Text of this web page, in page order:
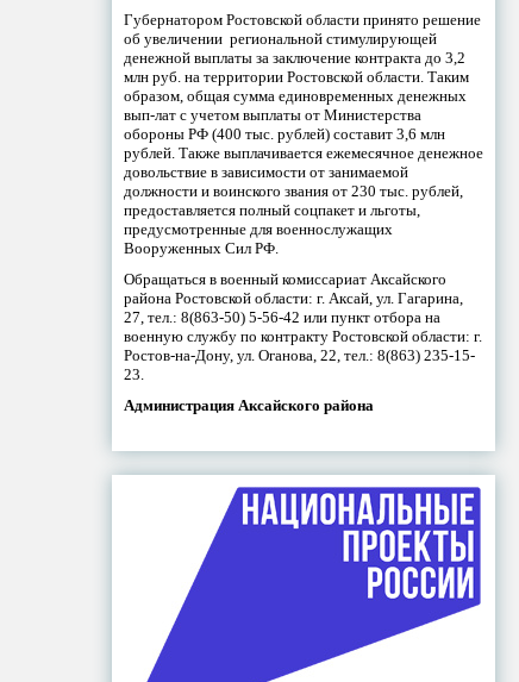
Губернатором Ростовской области принято решение
об увеличении региональной стимулирующей
денежной выплаты за заключение контракта до 3,2
млн руб. на территории Ростовской области. Таким
образом, общая сумма единовременных денежных
вып-лат с учетом выплаты от Министерства
обороны РФ (400 тыс. рублей) составит 3,6 млн
рублей. Также выплачивается ежемесячное денежное
довольствие в зависимости от занимаемой
должности и воинского звания от 230 тыс. рублей,
предоставляется полный соцпакет и льготы,
предусмотренные для военнослужащих
Вооруженных Сил РФ.
Обращаться в военный комиссариат Аксайского
района Ростовской области: г. Аксай, ул. Гагарина,
27, тел.: 8(863-50) 5-56-42 или пункт отбора на
военную службу по контракту Ростовской области: г.
Ростов-на-Дону, ул. Оганова, 22, тел.: 8(863) 235-15-
23.
Администрация Аксайского района